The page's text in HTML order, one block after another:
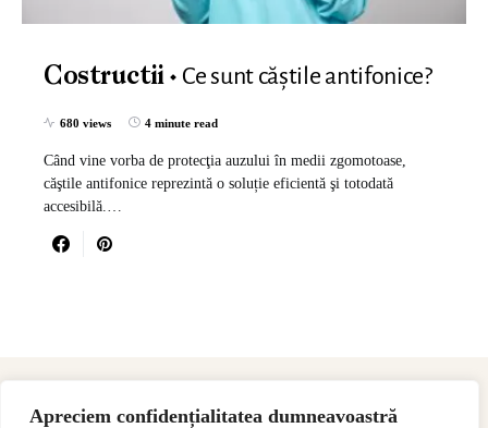
Apreciem confidențialitatea dumneavoastră
Costructii Ce sunt căștile antifonice?
680 views 4 minute read
Când vine vorba de protecţia auzului în medii zgomotoase,
căştile antifonice reprezintă o soluție eficientă şi totodată
accesibilă.…